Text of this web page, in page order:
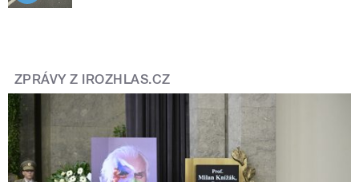
ZPRÁVY Z IROZHLAS.CZ